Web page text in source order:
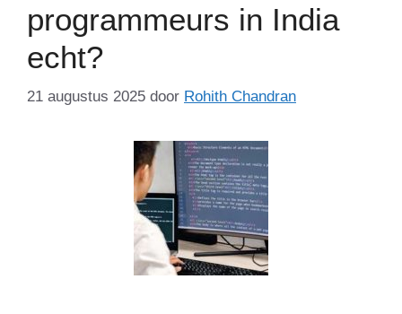
programmeurs in India
echt?
21 augustus 2025 door Rohith Chandran